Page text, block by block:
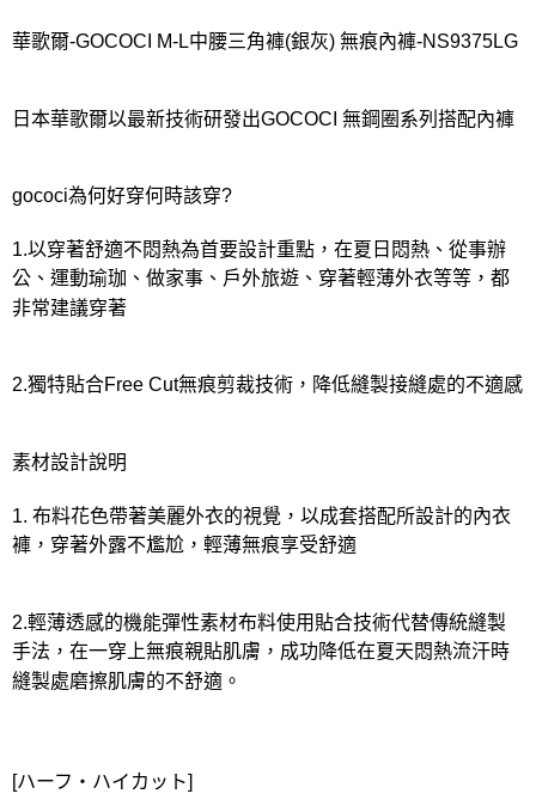
華歌爾-GOCOCI M-L中腰三角褲(銀灰) 無痕內褲-NS9375LG
日本華歌爾以最新技術研發出GOCOCI 無鋼圈系列搭配內褲
gococi為何好穿何時該穿?
1.以穿著舒適不悶熱為首要設計重點，在夏日悶熱、從事辦
公、運動瑜珈、做家事、戶外旅遊、穿著輕薄外衣等等，都
非常建議穿著
2.獨特貼合Free Cut無痕剪裁技術，降低縫製接縫處的不適感
素材設計說明
1. 布料花色帶著美麗外衣的視覺，以成套搭配所設計的內衣
褲，穿著外露不尷尬，輕薄無痕享受舒適
2.輕薄透感的機能彈性素材布料使用貼合技術代替傳統縫製
手法，在一穿上無痕親貼肌膚，成功降低在夏天悶熱流汗時
縫製處磨擦肌膚的不舒適。
[ハーフ・ハイカット]